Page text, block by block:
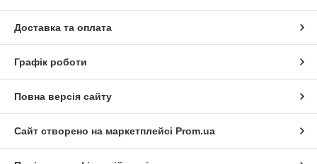
Доставка та оплата
Графік роботи
Повна версія сайту
Сайт створено на маркетплейсі Prom.ua